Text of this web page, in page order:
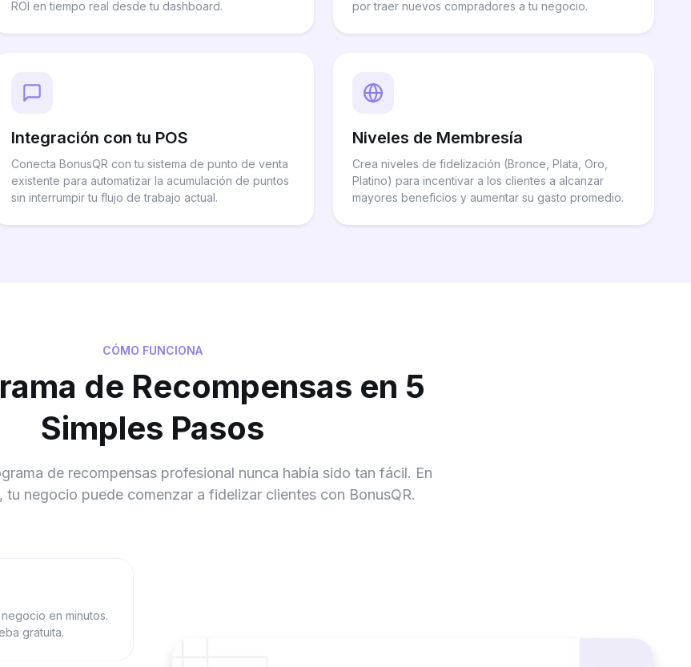
ROI en tiempo real desde tu dashboard.
por traer nuevos compradores a tu negocio.
Integración con tu POS
Conecta BonusQR con tu sistema de punto de venta
existente para automatizar la acumulación de puntos
sin interrumpir tu flujo de trabajo actual.
Niveles de Membresía
Crea niveles de fidelización (Bronce, Plata, Oro,
Platino) para incentivar a los clientes a alcanzar
mayores beneficios y aumentar su gasto promedio.
CÓMO FUNCIONA
de Recompensas en 5
Simples Pasos
de recompensas profesional nunca había sido tan fácil. En
tu negocio puede comenzar a fidelizar clientes con BonusQR.
en minutos.
gratuita.